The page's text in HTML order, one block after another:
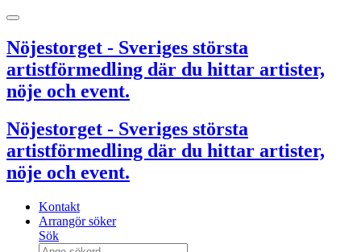
Nöjestorget - Sveriges största
artistförmedling där du hittar artister,
nöje och event.
Nöjestorget - Sveriges största
artistförmedling där du hittar artister,
nöje och event.
Kontakt
Arrangör söker
Sök